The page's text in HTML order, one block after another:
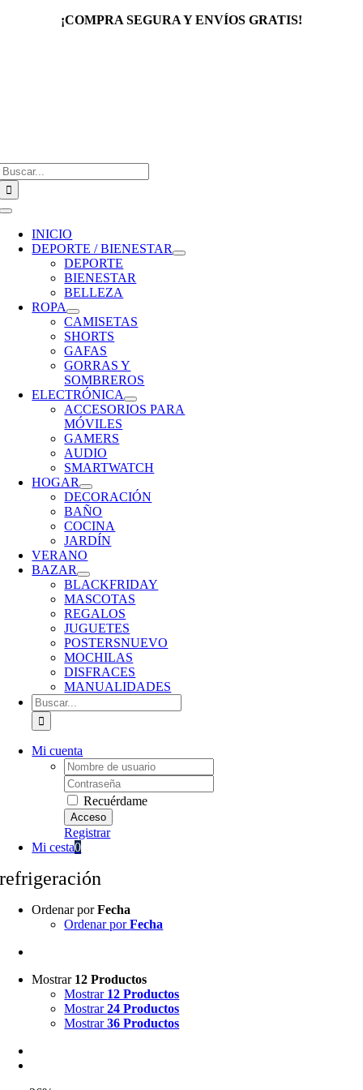
¡COMPRA SEGURA Y ENVÍOS GRATIS!
Toggle
Navigation
INICIO
DEPORTE / BIENESTAR
DEPORTE
BIENESTAR
BELLEZA
ROPA
CAMISETAS
SHORTS
GAFAS
GORRAS Y
SOMBREROS
ELECTRÓNICA
ACCESORIOS PARA
MÓVILES
GAMERS
AUDIO
SMARTWATCH
HOGAR
DECORACIÓN
BAÑO
COCINA
JARDÍN
VERANO
BAZAR
BLACKFRIDAY
MASCOTAS
REGALOS
JUGUETES
POSTERSNUEVO
MOCHILAS
DISFRACES
MANUALIDADES
Buscar:
Mi cuenta
Username:
Password:
Recuérdame
Registrar
Mi cesta0
refrigeración
Ordenar porFecha
Ordenar porFecha
Mostrar 12 Productos
Mostrar 12 Productos
Mostrar24 Productos
Mostrar36 Productos